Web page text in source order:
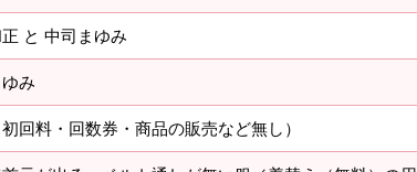
と 中司まゆみ
み
回料・回数券・商品の販売など無し）